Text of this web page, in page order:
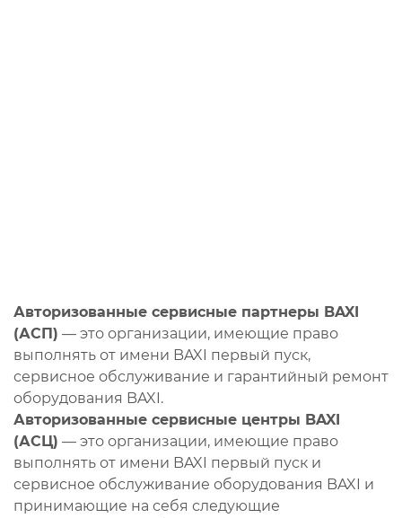
Авторизованные сервисные партнеры BAXI
(АСП) — это организации, имеющие право
выполнять от имени BAXI первый пуск,
сервисное обслуживание и гарантийный ремонт
оборудования BAXI.
Авторизованные сервисные центры BAXI
(АСЦ) — это организации, имеющие право
выполнять от имени BAXI первый пуск и
сервисное обслуживание оборудования BAXI и
принимающие на себя следующие